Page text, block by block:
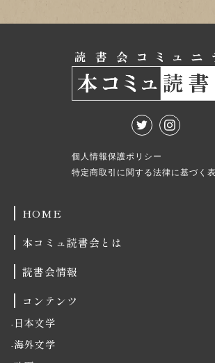
個人情報保護ポリシー
特定商取引に関する法律に基づく
HOME
本コミュ読書会とは
読書会情報
コンテンツ
日本文学
海外文学